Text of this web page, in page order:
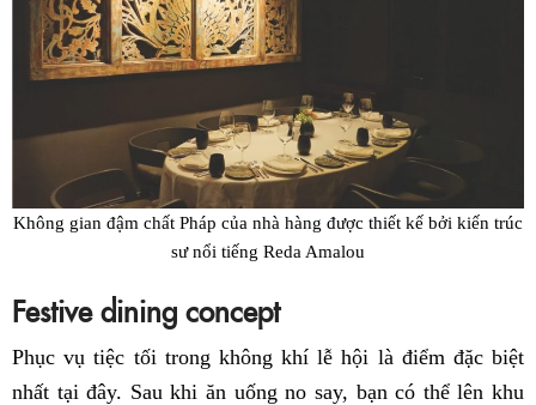
Không gian đậm chất Pháp của nhà hàng được thiết kế bởi kiến trúc
sư nổi tiếng Reda Amalou
Festive dining concept
Phục vụ tiệc tối trong không khí lễ hội là điểm đặc biệt
nhất tại đây. Sau khi ăn uống no say, bạn có thể lên khu